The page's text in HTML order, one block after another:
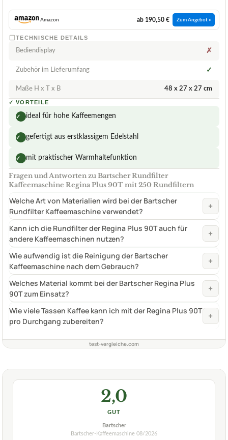
Amazon ab 190,50 € Zum Angebot »
TECHNISCHE DETAILS
Bediendisplay ✗
Zubehör im Lieferumfang ✓
Maße H x T x B 48 x 27 x 27 cm
✓ VORTEILE
✓ ideal für hohe Kaffeemengen
✓ gefertigt aus erstklassigem Edelstahl
✓ mit praktischer Warmhaltefunktion
Fragen und Antworten zu Bartscher Rundfilter
Kaffeemaschine Regina Plus 90T mit 250 Rundfiltern
Welche Art von Materialien wird bei der Bartscher
Rundfilter Kaffeemaschine verwendet?
+
Kann ich die Rundfilter der Regina Plus 90T auch für
andere Kaffeemaschinen nutzen?
+
Wie aufwendig ist die Reinigung der Bartscher
Kaffeemaschine nach dem Gebrauch?
+
Welches Material kommt bei der Bartscher Regina Plus
90T zum Einsatz?
+
Wie viele Tassen Kaffee kann ich mit der Regina Plus 90T
pro Durchgang zubereiten?
+
test-vergleiche.com
2,0
GUT
Bartscher
Bartscher-Kaffeemaschine 08/2026